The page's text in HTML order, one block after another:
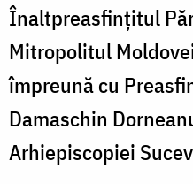
Durău
/
Foto:
Silviu
Cluci
Înaltpreasfințitul
Mitropolitul
împreună cu
Damaschin
Arhiepiscopiei